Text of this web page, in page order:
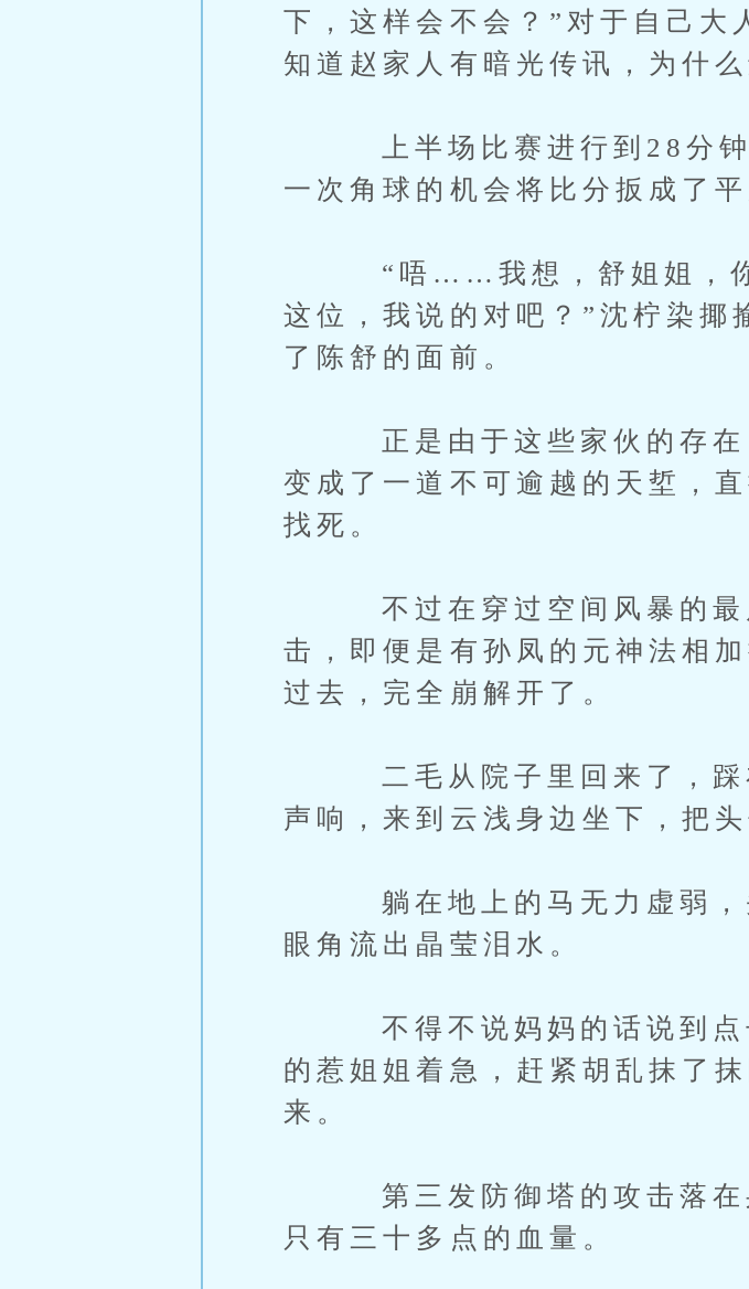
下，这样会不会？”对于自己大
知道赵家人有暗光传讯，为什
上半场比赛进行到28分钟
一次角球的机会将比分扳成了平
“唔……我想，舒姐姐，你
这位，我说的对吧？”沈柠染揶
了陈舒的面前。
正是由于这些家伙的存在，
变成了一道不可逾越的天埑，
找死。
不过在穿过空间风暴的最
击，即便是有孙凤的元神法相
过去，完全崩解开了。
二毛从院子里回来了，踩
声响，来到云浅身边坐下，把
躺在地上的马无力虚弱，头
眼角流出晶莹泪水。
不得不说妈妈的话说到点
的惹姐姐着急，赶紧胡乱抹了
来。
第三发防御塔的攻击落在身
只有三十多点的血量。